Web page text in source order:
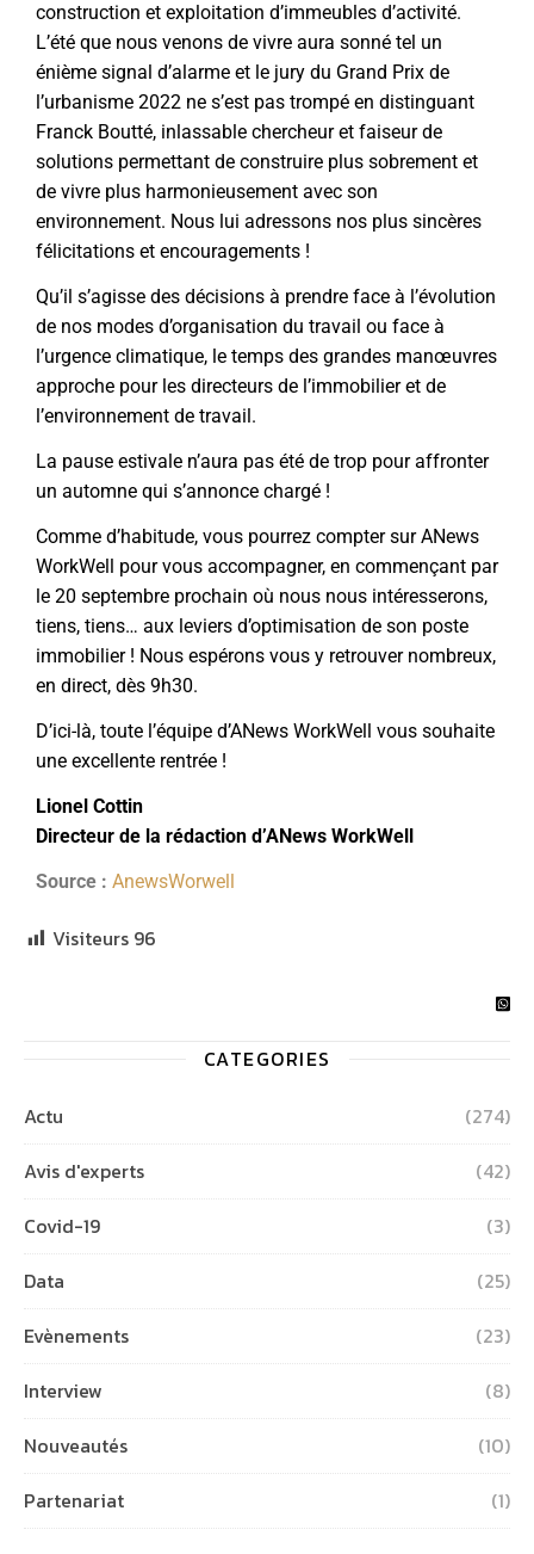
construction et exploitation d’immeubles d’activité.
L’été que nous venons de vivre aura sonné tel un
énième signal d’alarme et le jury du Grand Prix de
l’urbanisme 2022 ne s’est pas trompé en distinguant
Franck Boutté, inlassable chercheur et faiseur de
solutions permettant de construire plus sobrement et
de vivre plus harmonieusement avec son
environnement. Nous lui adressons nos plus sincères
félicitations et encouragements !
Qu’il s’agisse des décisions à prendre face à l’évolution
de nos modes d’organisation du travail ou face à
l’urgence climatique, le temps des grandes manœuvres
approche pour les directeurs de l’immobilier et de
l’environnement de travail.
La pause estivale n’aura pas été de trop pour affronter
un automne qui s’annonce chargé !
Comme d’habitude, vous pourrez compter sur ANews
WorkWell pour vous accompagner, en commençant par
le 20 septembre prochain où nous nous intéresserons,
tiens, tiens… aux leviers d’optimisation de son poste
immobilier ! Nous espérons vous y retrouver nombreux,
en direct, dès 9h30.
D’ici-là, toute l’équipe d’ANews WorkWell vous souhaite
une excellente rentrée !
Lionel Cottin
Directeur de la rédaction d’ANews WorkWell
Source : AnewsWorwell
Visiteurs 96
CATEGORIES
Actu
(274)
Avis d'experts
(42)
Covid-19
(3)
Data
(25)
Evènements
(23)
Interview
(8)
Nouveautés
(10)
Partenariat
(1)